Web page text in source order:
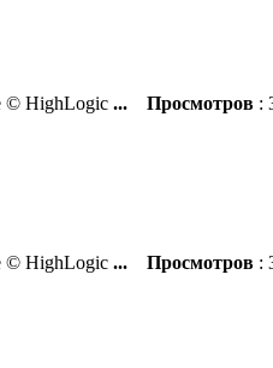
© HighLogic ... Просмотров :
© HighLogic ... Просмотров :